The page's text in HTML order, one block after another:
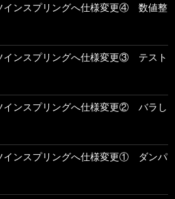
インスプリングへ仕様変更④ 数値整
インスプリングへ仕様変更③ テスト
インスプリングへ仕様変更② バラし
インスプリングへ仕様変更① ダンパ